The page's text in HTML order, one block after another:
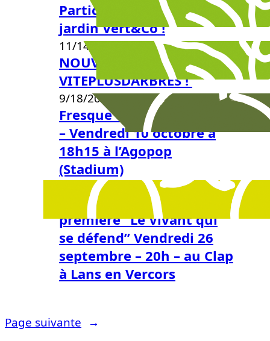
Participez aux ateliers
jardin Vert&Co !
11/14/2025
NOUVEAU PROJET :
VITEPLUSDARBRES !
9/18/2025
Fresque de la Biodiversité
– Vendredi 10 octobre à
18h15 à l’Agopop
(Stadium)
9/4/2025
Projection avant
première “Le Vivant qui
se défend” Vendredi 26
septembre – 20h – au Clap
à Lans en Vercors
Page suivante →